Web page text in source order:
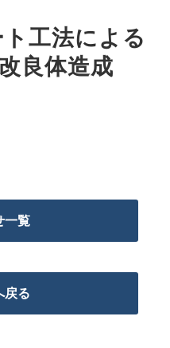
工法による
良体造成
一覧
戻る